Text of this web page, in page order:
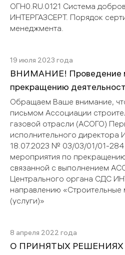
ОГН0.RU.0121 Система
ИНТЕРГАЗСЕРТ. Порядок
менеджмента.
19 июля 2023 года
ВНИМАНИЕ! Проведение
прекращению
Обращаем Ваше внимание,
письмом Ассоциации
газовой отрасли (АСОГО)
исполнительного директора
18.07.2023 № 03/03/01/01-284
мероприятия по
связанной с выполнением
Центрального органа СДС
направлению
(услуги)»
8 апреля 2022 года
О ПРИНЯТЫХ РЕШЕНИЯХ